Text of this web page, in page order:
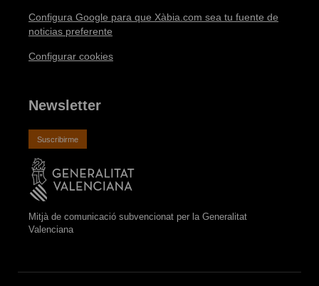
Configura Google para que Xàbia.com sea tu fuente de
noticias preferente
Configurar cookies
Newsletter
Suscribirme
Mitjà de comunicació subvencionat per la Generalitat
Valenciana